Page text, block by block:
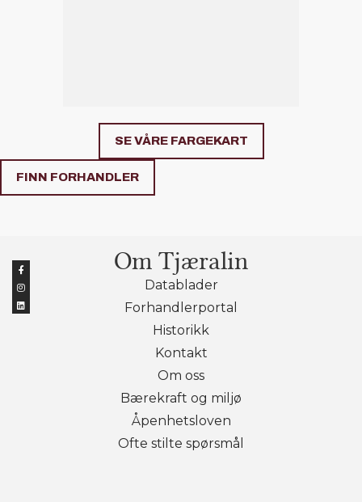
SE VÅRE FARGEKART
FINN FORHANDLER
Om Tjæralin
Datablader
Forhandlerportal
Historikk
Kontakt
Om oss
Bærekraft og miljø
Åpenhetsloven
Ofte stilte spørsmål